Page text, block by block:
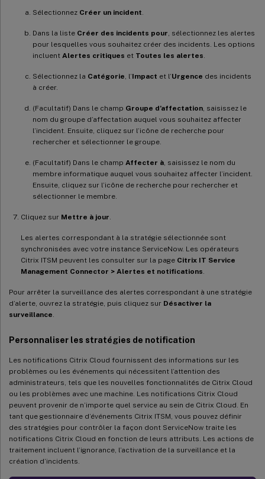
Sélectionnez Créer un incident
Dans la liste Créer des incidents pour , sélectionnez les alertes
pour lesquelles vous souhaitez créer des incidents. Les options
incluent Alertes critiques et Toutes les alertes
Sélectionnez la Catégorie , l’Impact et l’Urgence des incidents
à créer.
(Facultatif) Dans le champ Groupe d’affectation , saisissez le
nom du groupe d’affectation auquel vous souhaitez affecter
l’incident. Ensuite, cliquez sur l’icône de recherche pour
rechercher et sélectionner le groupe.
(Facultatif) Dans le champ Affecter à , saisissez le nom du
membre informatique auquel vous souhaitez affecter l’incident.
Ensuite, cliquez sur l’icône de recherche pour rechercher et
sélectionner le membre.
Cliquez sur Mettre à jour
Les alertes correspondant à la stratégie sélectionnée sont
synchronisées avec votre instance ServiceNow. Les opérateurs
Citrix ITSM peuvent les consulter sur la page Citrix IT Service
Management Connector > Alertes et notifications
Pour arrêter la surveillance des alertes correspondant à une stratégie
d’alerte, ouvrez la stratégie, puis cliquez sur Désactiver la
surveillance
Personnaliser les stratégies de notification
Les notifications Citrix Cloud fournissent des informations sur les
problèmes ou les événements qui nécessitent l’attention des
administrateurs, tels que les nouvelles fonctionnalités de Citrix Cloud
ou les problèmes avec une machine. Les notifications Citrix Cloud
peuvent provenir de n’importe quel service au sein de Citrix Cloud. En
tant que gestionnaire d’événements Citrix ITSM, vous pouvez définir
des stratégies pour contrôler la façon dont ServiceNow traite les
notifications Citrix Cloud en fonction de leurs attributs. Les actions de
traitement incluent l’ignorance, l’activation de la surveillance et la
création d’incidents.